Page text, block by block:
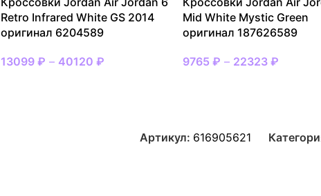
Retro Infrared White GS 2014
оригинал 6204589
13099 ₽ – 40120 ₽
Mid White Mystic Green
оригинал 187626589
9765 ₽ – 22323 ₽
Артикул: 616905621